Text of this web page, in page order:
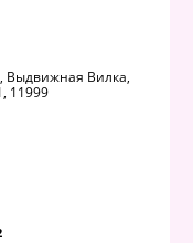
Выдвижная Вилка,
11999